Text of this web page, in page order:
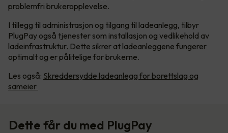
problemfri brukeropplevelse.
I tillegg til administrasjon og tilgang til ladeanlegg, tilbyr
PlugPay også tjenester som installasjon og vedlikehold av
ladeinfrastruktur. Dette sikrer at ladeanleggene fungerer
optimalt og er pålitelige for brukerne.
Les også: Skreddersydde ladeanlegg for borettslag og
sameier
Dette får du med PlugPay